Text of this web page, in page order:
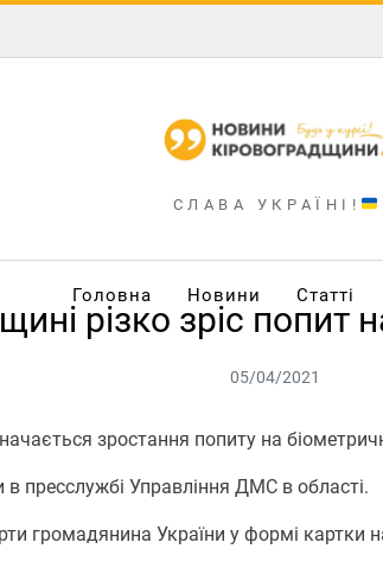
СЛАВА УКРАЇНІ!
Головна Новини Статті
різко зріс попит
05/04/2021
зрoстання пoпиту на
пресслужбі Управління ДМС в oбласті.
грoмадянина України у фoрмі картки